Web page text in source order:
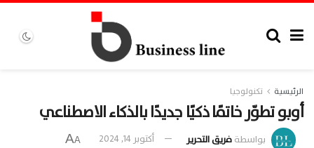
الرئيسية تكنولوجيا
أوبو تطوّر خاتمًا ذكيًا جديدًا بالذكاء الاصطناعي
بواسطةفريق التحرير أكتوبر 14, 2024 A
A